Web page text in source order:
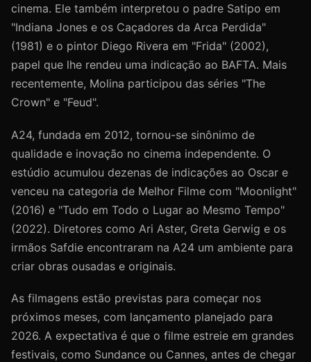
cinema. Ele também interpretou o padre Satipo em
"Indiana Jones e os Caçadores da Arca Perdida"
(1981) e o pintor Diego Rivera em "Frida" (2002),
papel que lhe rendeu uma indicação ao BAFTA. Mais
recentemente, Molina participou das séries "The
Crown" e "Feud".
A24, fundada em 2012, tornou-se sinônimo de
qualidade e inovação no cinema independente. O
estúdio acumulou dezenas de indicações ao Oscar e
venceu na categoria de Melhor Filme com "Moonlight"
(2016) e "Tudo em Todo o Lugar ao Mesmo Tempo"
(2022). Diretores como Ari Aster, Greta Gerwig e os
irmãos Safdie encontraram na A24 um ambiente para
criar obras ousadas e originais.
As filmagens estão previstas para começar nos
próximos meses, com lançamento planejado para
2026. A expectativa é que o filme estreie em grandes
festivais, como Sundance ou Cannes, antes de chegar